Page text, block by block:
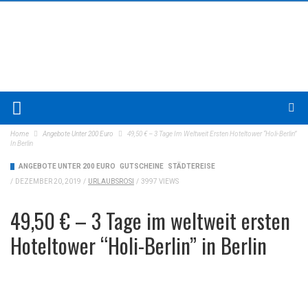
Home Angebote Unter 200 Euro
49,50 € – 3 Tage Im Weltweit Ersten Hoteltower “Holi-Berlin”
In Berlin
ANGEBOTE UNTER 200 EURO GUTSCHEINE
STÄDTEREISE
/ DEZEMBER 20, 2019 / URLAUBSROSI / 3997 VIEWS
49,50 € – 3 Tage im weltweit ersten
Hoteltower “Holi-Berlin” in Berlin